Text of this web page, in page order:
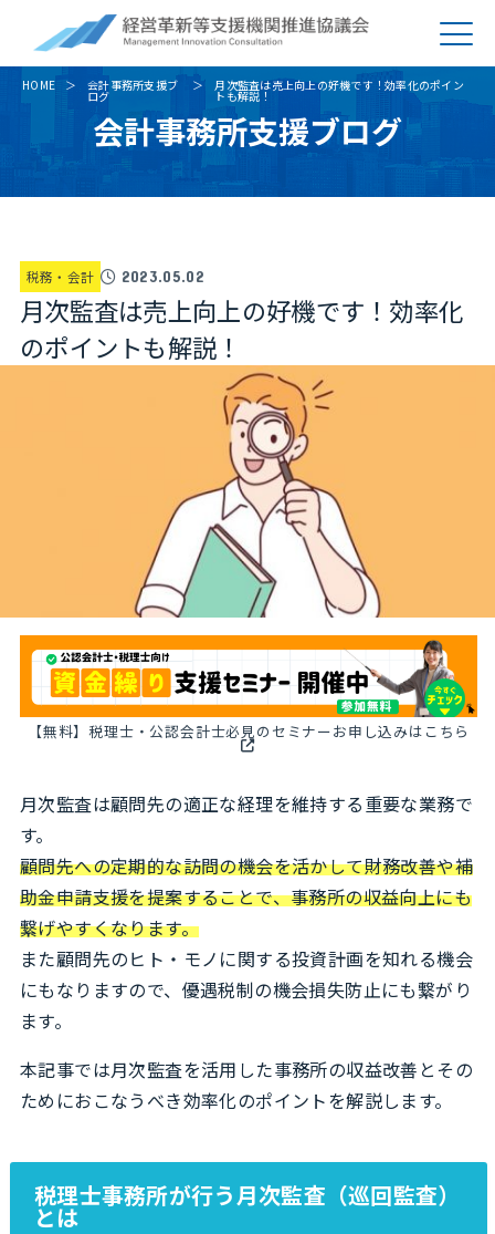
HOME 会計事務所支援ブ
ログ
月次監査は売上向上の好機です！効率化のポイン
トも解説！
会計事務所支援ブログ
税務・会計 2023.05.02
月次監査は売上向上の好機です！効率化
のポイントも解説！
【無料】税理士・公認会計士必見のセミナーお申し込みはこちら
月次監査は顧問先の適正な経理を維持する重要な業務で
す。
顧問先への定期的な訪問の機会を活かして財務改善や補
助金申請支援を提案することで、事務所の収益向上にも
繋げやすくなります。
また顧問先のヒト・モノに関する投資計画を知れる機会
にもなりますので、優遇税制の機会損失防止にも繋がり
ます。
本記事では月次監査を活用した事務所の収益改善とその
ためにおこなうべき効率化のポイントを解説します。
税理士事務所が行う月次監査（巡回監査）
とは